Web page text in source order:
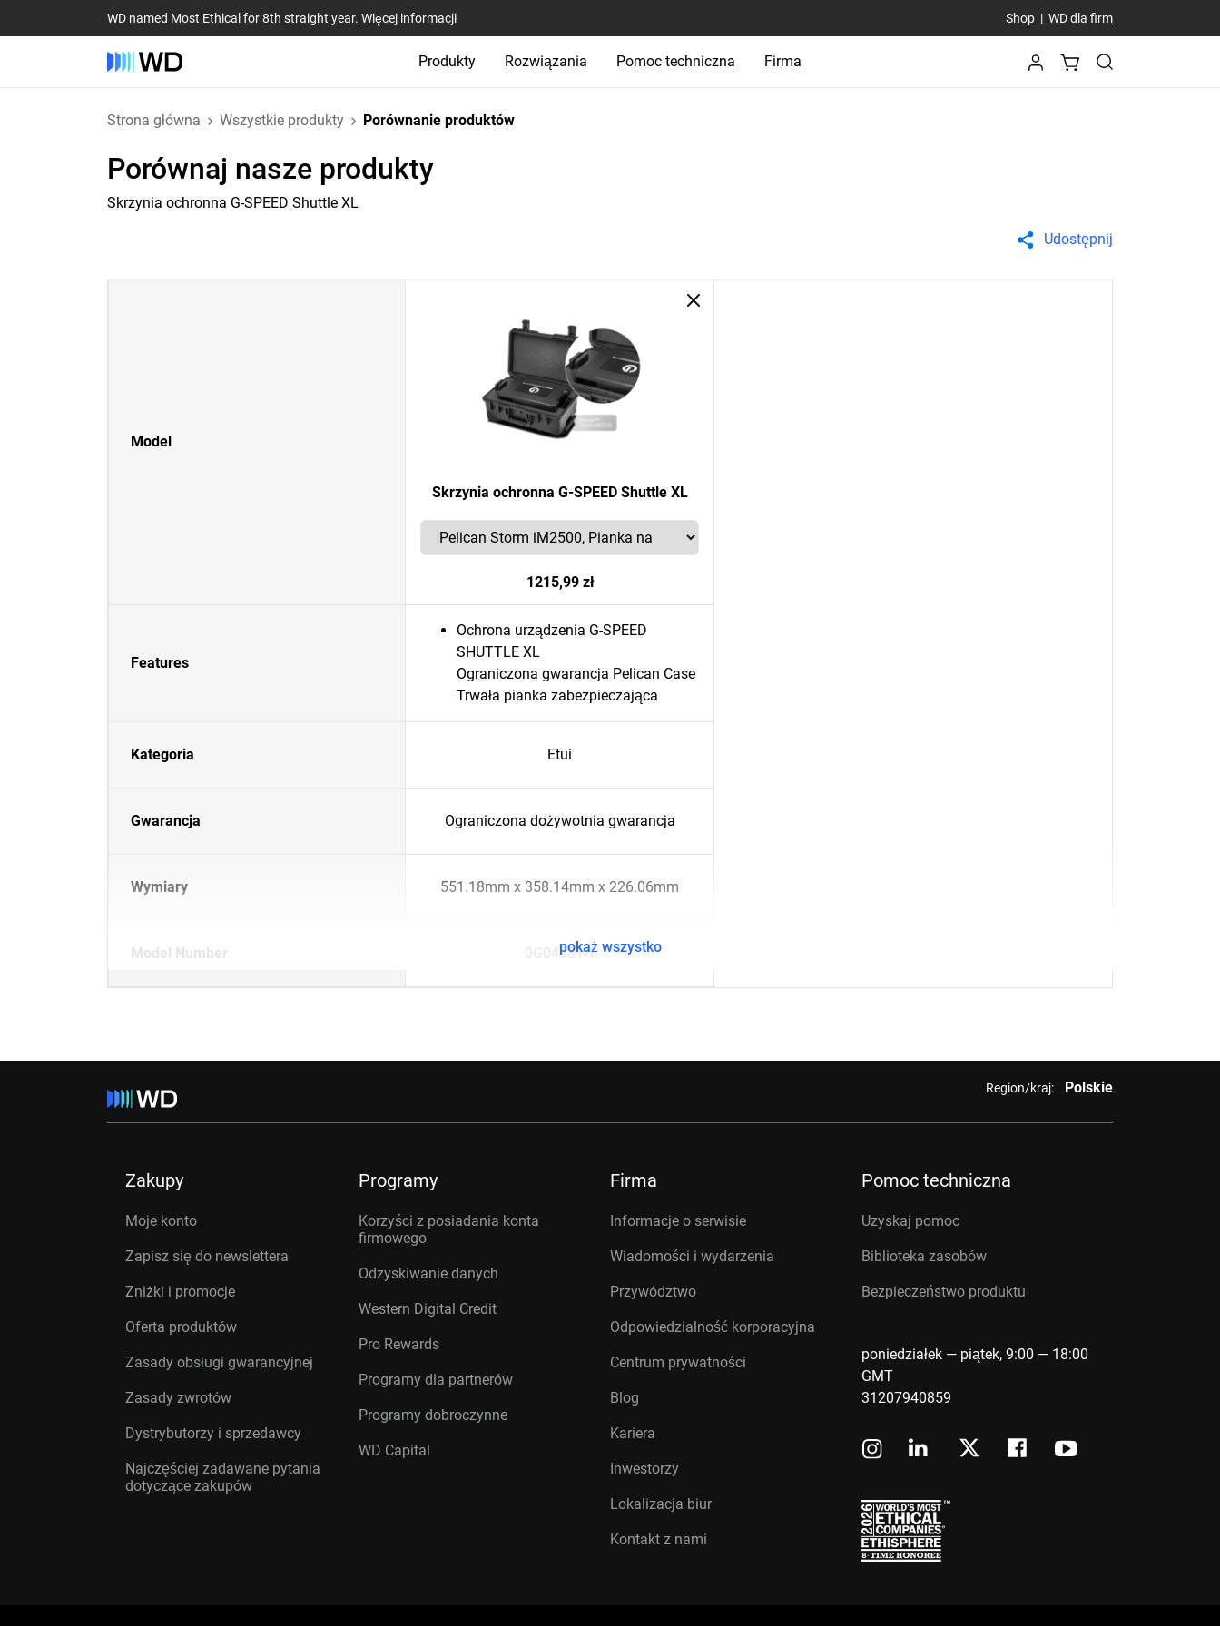
WD named Most Ethical for 8th straight year. Więcej informacji Shop| WD dla firm
Produkty Rozwiązania Pomoc techniczna Firma
Strona główna Wszystkie produkty Porównanie produktów
Porównaj nasze produkty
Skrzynia ochronna G-SPEED Shuttle XL
Udostępnij
Model
Skrzynia ochronna G-SPEED Shuttle XL
1215,99 zł
Features
Ochrona urządzenia G-SPEED
SHUTTLE XL
Ograniczona gwarancja Pelican Case
Trwała pianka zabezpieczająca
Kategoria Etui
Gwarancja Ograniczona dożywotnia gwarancja
Wymiary 551.18mm x 358.14mm x 226.06mm
Model Number 0G04981-1pokaż wszystko
Region/kraj: Polskie
Zakupy
Moje konto
Zapisz się do newslettera
Zniżki i promocje
Oferta produktów
Zasady obsługi gwarancyjnej
Zasady zwrotów
Dystrybutorzy i sprzedawcy
Najczęściej zadawane pytania
dotyczące zakupów
Programy
Korzyści z posiadania konta
firmowego
Odzyskiwanie danych
Western Digital Credit
Pro Rewards
Programy dla partnerów
Programy dobroczynne
WD Capital
Firma
Informacje o serwisie
Wiadomości i wydarzenia
Przywództwo
Odpowiedzialność korporacyjna
Centrum prywatności
Blog
Kariera
Inwestorzy
Lokalizacja biur
Kontakt z nami
Pomoc techniczna
Uzyskaj pomoc
Biblioteka zasobów
Bezpieczeństwo produktu
poniedziałek — piątek, 9:00 — 18:00
GMT
31207940859